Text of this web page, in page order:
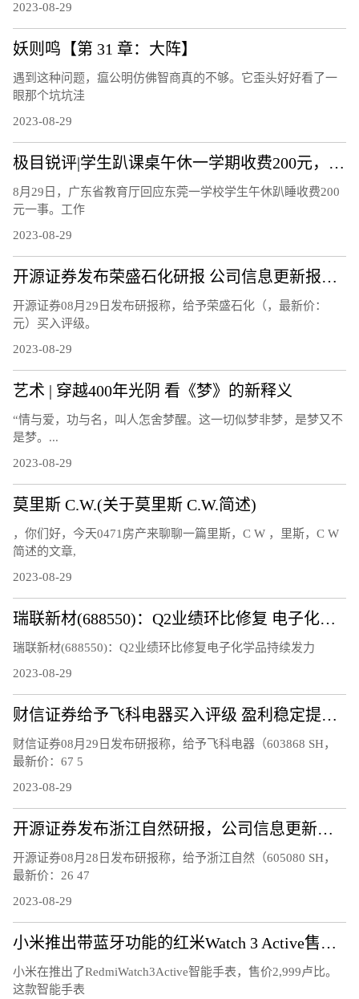
2023-08-29
妖则鸣【第 31 章：大阵】
遇到这种问题，瘟公明仿佛智商真的不够。它歪头好好看了一
眼那个坑坑洼
2023-08-29
极目锐评|学生趴课桌午休一学期收费200元，谁出这笔钱更好？
8月29日，广东省教育厅回应东莞一学校学生午休趴睡收费200
元一事。工作
2023-08-29
开源证券发布荣盛石化研报 公司信息更新报告：2023Q2公司业绩扭亏为盈 坚定看好向上弹性
开源证券08月29日发布研报称，给予荣盛石化（，最新价：
元）买入评级。
2023-08-29
艺术 | 穿越400年光阴 看《梦》的新释义
“情与爱，功与名，叫人怎舍梦醒。这一切似梦非梦，是梦又不
是梦。...
2023-08-29
莫里斯 C.W.(关于莫里斯 C.W.简述)
，你们好，今天0471房产来聊聊一篇里斯，C W ，里斯，C W
简述的文章,
2023-08-29
瑞联新材(688550)：Q2业绩环比修复 电子化学品持续发力
瑞联新材(688550)：Q2业绩环比修复电子化学品持续发力
2023-08-29
财信证券给予飞科电器买入评级 盈利稳定提升 期待高速电吹风业务放量
财信证券08月29日发布研报称，给予飞科电器（603868 SH，
最新价：67 5
2023-08-29
开源证券发布浙江自然研报，公司信息更新报告，2023H1 业绩承压，Q2 收入降幅明显收窄
开源证券08月28日发布研报称，给予浙江自然（605080 SH，
最新价：26 47
2023-08-29
小米推出带蓝牙功能的红米Watch 3 Active售价2999卢比
小米在推出了RedmiWatch3Active智能手表，售价2,999卢比。
这款智能手表